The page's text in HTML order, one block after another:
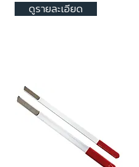
ดูรายละเอียด